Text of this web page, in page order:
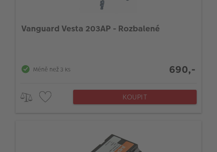
Vanguard Vesta 203AP - Rozbalené
Méně než 3 ks 690,-
KOUPIT